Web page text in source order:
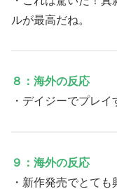
ルが最高だね。
８：海外の反応
・デイジーでプレイ
９：海外の反応
・新作発売でとて